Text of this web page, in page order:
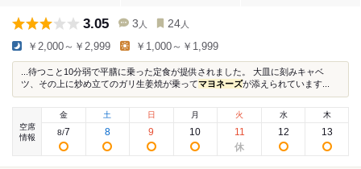
3.05 3 人 24 人
￥2,000～￥2,999 ￥1,000～￥1,999
...待つこと10分弱で平膳に乗った定食が提供されました。 大皿に刻みキャベ
ツ、その上に炒め立てのガリ生姜焼が乗ってマヨネーズが添えられています...
空席
情報
金
8/7
土
8
日
9
月
10
火
11
水
12
木
13